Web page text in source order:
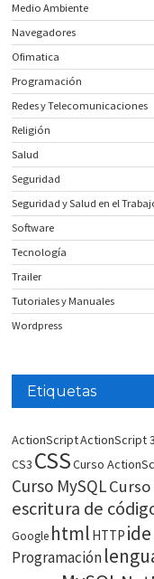
Medio Ambiente
Navegadores
Ofimatica
Programación
Redes y Telecomunicaciones
Religión
Salud
Seguridad
Seguridad y Salud en el
Software
Tecnología
Trailer
Tutoriales y Manuales
Wordpress
Etiquetas
ActionScriptActionScript
CS3 CSSCurso
Curso MySQLCurso
escritura de
Google html HTTP ide
Programación